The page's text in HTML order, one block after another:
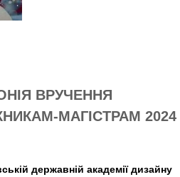
ВРУЧЕННЯ
МАГІСТРАМ 2024
державній академії дизайну